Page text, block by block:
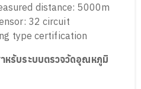
distance: 5000m
32 circuit
type certification
รับระบบตรวจวัดอุณหภูมิ